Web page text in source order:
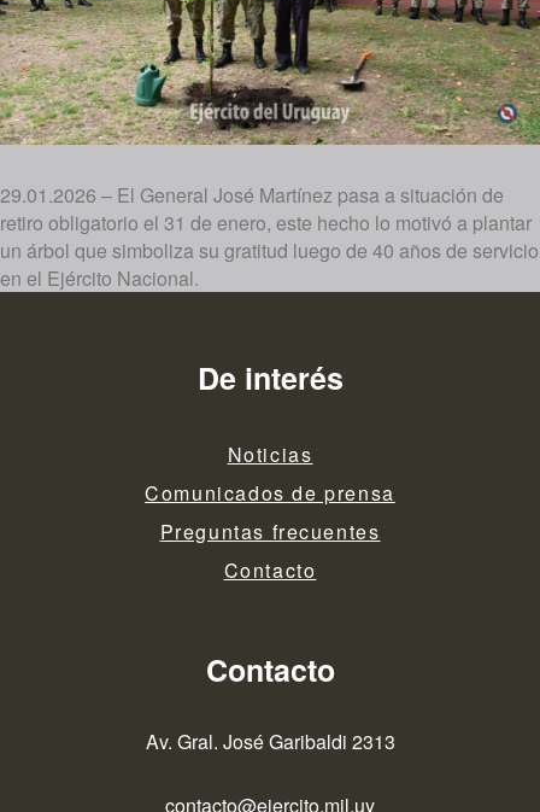
29.01.2026 – El General José Martínez pasa a situación de
retiro obligatorio el 31 de enero, este hecho lo motivó a plantar
un árbol que simboliza su gratitud luego de 40 años de servicio
en el Ejército Nacional.
De interés
Noticias
Comunicados de prensa
Preguntas frecuentes
Contacto
Contacto
Av. Gral. José Garibaldi 2313
contacto@ejercito.mil.uy